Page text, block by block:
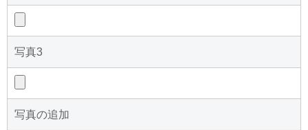
写真3
写真の追加